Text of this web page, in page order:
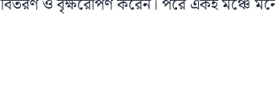
বিতরণ ও বৃক্ষরোপণ করেন। পরে একই মঞ্চে